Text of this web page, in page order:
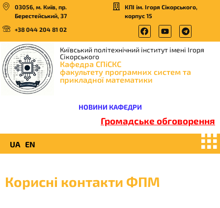
03056, м. Київ, пр.
Берестейський, 37
КПІ ім. Ігоря Сікорського,
корпус 15
+38 044 204 81 02
Київський політехнічний інститут імені Ігоря
Сікорського
Кафедра СПіСКС
факультету програмних систем та
прикладної математики
НОВИНИ КАФЕДРИ
Громадське обговорення
UA EN
Корисні контакти ФПМ